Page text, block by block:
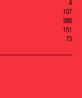
4
107
388
151
73